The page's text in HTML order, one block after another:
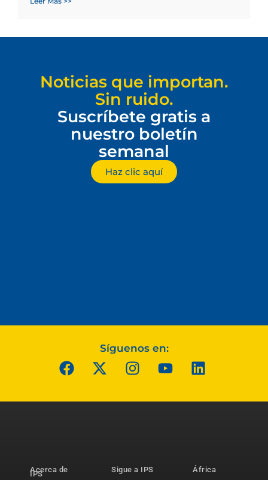
Noticias que importan.
Sin ruido.
Suscríbete gratis a
nuestro boletín
semanal
Haz clic aquí
Síguenos en:
Acerca de
IPS
Sigue a IPS
África